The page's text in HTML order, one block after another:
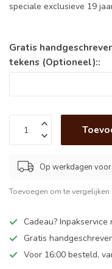
speciale exclusieve 19
Gratis
tekens (Optioneel)::
Op werkdagen
Toevoegen om te vergelijken
Cadeau? Inpakservice
Gratis
Voor 16:00 besteld,